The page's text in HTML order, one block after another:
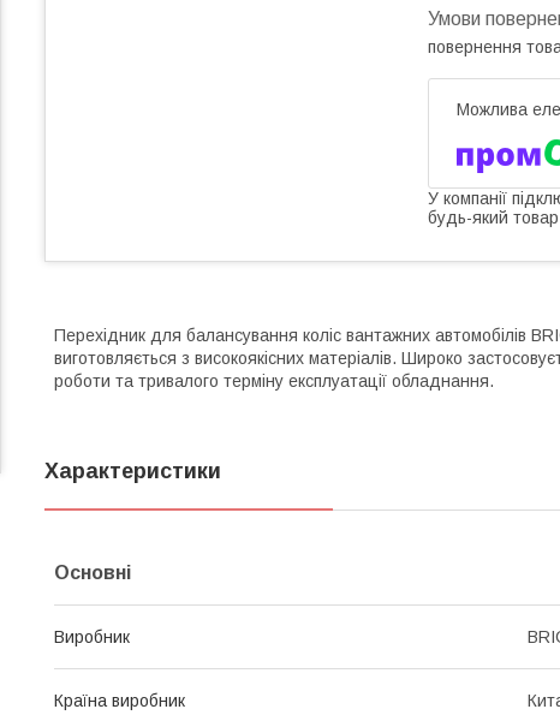
повернення
У компанії
будь-який
Перехідник для балансування коліс вантажних автомобілів
виготовляється з високоякісних матеріалів. Широко
роботи та тривалого терміну експлуатації обладнання.
Характеристики
Основні
Виробник
Країна виробник